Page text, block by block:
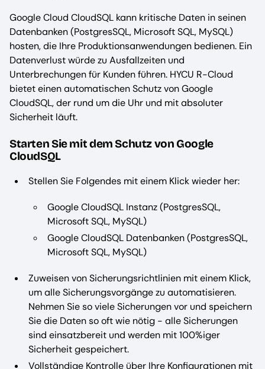
Google Cloud CloudSQL kann kritische Daten in seinen
Datenbanken (PostgresSQL, Microsoft SQL, MySQL)
hosten, die Ihre Produktionsanwendungen bedienen. Ein
Datenverlust würde zu Ausfallzeiten und
Unterbrechungen für Kunden führen. HYCU R-Cloud
bietet einen automatischen Schutz von Google
CloudSQL, der rund um die Uhr und mit absoluter
Sicherheit läuft.
Starten Sie mit dem Schutz von Google
CloudSQL
Stellen Sie Folgendes mit einem Klick wieder her:
Google CloudSQL Instanz (PostgresSQL,
Microsoft SQL, MySQL)
Google CloudSQL Datenbanken (PostgresSQL,
Microsoft SQL, MySQL)
Zuweisen von Sicherungsrichtlinien mit einem Klick,
um alle Sicherungsvorgänge zu automatisieren.
Nehmen Sie so viele Sicherungen vor und speichern
Sie die Daten so oft wie nötig - alle Sicherungen
sind einsatzbereit und werden mit 100%iger
Sicherheit gespeichert.
Vollständige Kontrolle über Ihre Konfigurationen mit